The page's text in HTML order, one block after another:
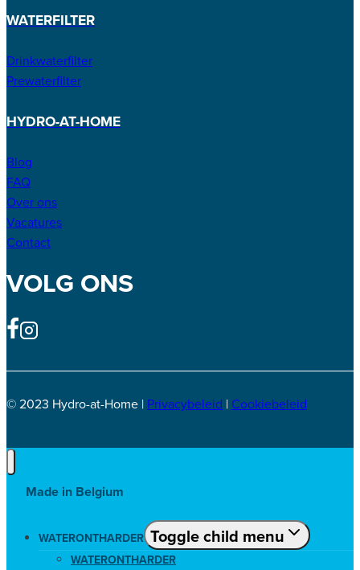
WATERFILTER
Drinkwaterfilter
Prewaterfilter
HYDRO-AT-HOME
Blog
FAQ
Over ons
Vacatures
Contact
VOLG ONS
© 2023 Hydro-at-Home | Privacybeleid | Cookiebeleid
Made in Belgium
WATERONTHARDER Toggle child menu
WATERONTHARDER